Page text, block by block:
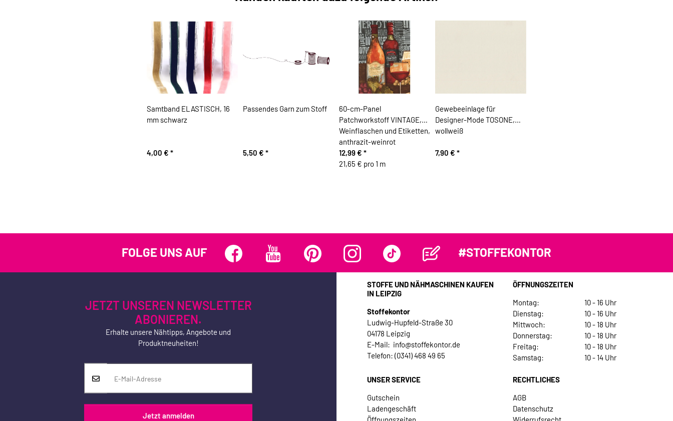
Samtband ELASTISCH, 16
mm schwarz
4,00 € *
Passendes Garn zum Stoff
5,50 € *
60-cm-Panel
Patchworkstoff VINTAGE,
Weinflaschen und Etiketten,
anthrazit-weinrot
12,99 € *
21,65 € pro 1 m
Gewebeeinlage für
Designer-Mode TOSONE,
wollweiß
7,90 € *
FOLGE UNS AUF #STOFFEKONTOR
JETZT UNSEREN NEWSLETTER
ABONIEREN.
Erhalte unsere Nähtipps, Angebote und
Produktneuheiten!
Jetzt anmelden
STOFFE UND NÄHMASCHINEN KAUFEN
IN LEIPZIG
Stoffekontor
Ludwig-Hupfeld-Straße 30
04178 Leipzig
E-Mail: info@stoffekontor.de
Telefon: (0341) 468 49 65
ÖFFNUNGSZEITEN
Montag:
10 - 16 Uhr
Dienstag:
10 - 16 Uhr
Mittwoch:
10 - 18 Uhr
Donnerstag:
10 - 18 Uhr
Freitag:
10 - 18 Uhr
Samstag:
10 - 14 Uhr
UNSER SERVICE
Gutschein
Ladengeschäft
RECHTLICHES
AGB
Datenschutz